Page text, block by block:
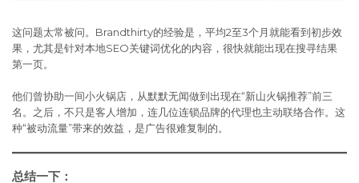
这问题太常被问。Brandthirty的经验是，平均2至3个月就能看到初步效
果，尤其是针对本地SEO关键词优化的内容，很快就能出现在搜寻结果
第一页。
他们曾协助一间小火锅店，从默默无闻做到出现在“新山火锅推荐”前三
名。之后，不只是客人增加，连几位连锁品牌的代理也主动联络合作。这
种“被动流量”带来的效益，是广告很难复制的。
总结一下：